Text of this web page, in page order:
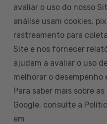
avaliar o uso do nosso
análise usam cookies,
rastreamento para
Site e nos fornecer
ajudam a avaliar o uso
melhorar o desempenho
Para saber mais sobre
Google, consulte a
em